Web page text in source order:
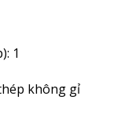
1
không gỉ